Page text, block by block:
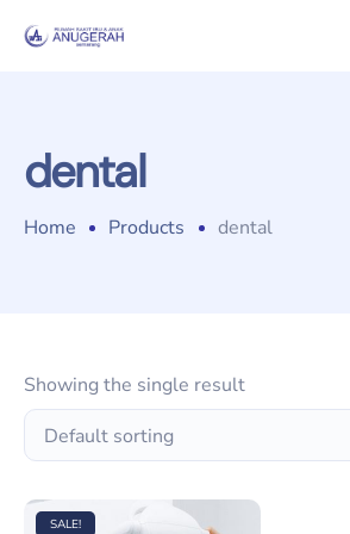
dental
Home Products dental
Showing the single result
SALE!